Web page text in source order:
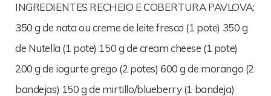
INGREDIENTES RECHEIO E COBERTURA PAVLOVA:
350 g de nata ou creme de leite fresco (1 pote) 350 g
de Nutella (1 pote) 150 g de cream cheese (1 pote)
200 g de iogurte grego (2 potes) 600 g de morango (2
bandejas) 150 g de mirtillo/blueberry (1 bandeja)